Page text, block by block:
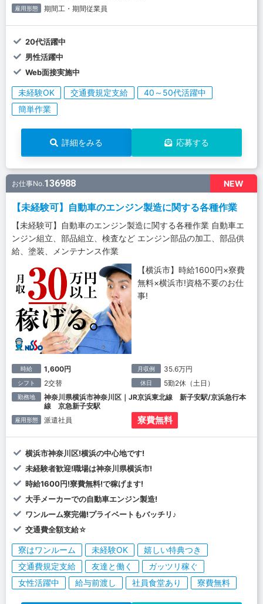
雇用形態 期間工・期間従業員
20代活躍中
男性活躍中
Web面接実施中
未経験OK 交通費規定支給
40～50代活躍中
簡単作業
詳細をみる 応募する
NEW
お仕事No.136988
【未経験可】自動車のエンジン製造に関する各種作業
【未経験可】自動車のエンジン製造に関する各種作業 自動車エ
ンジン組立、部品組立、検査など エンジン部品の加工、部品供
給、塗装、メンテナンス作業
【横浜市】時給1600円×寮費
無料×横浜市!資格不要のお仕
事!
時給 1,600円 月収例 35.6万円
シフト 2交替 休日 5勤2休（土日）
勤務地
神奈川県横浜市神奈川区｜JR京浜東北線 新子安駅/京浜急行本
線 京急新子安駅
雇用形態 派遣社員 寮費無料
横浜市神奈川区!横浜の中心地です!
未経験者歓迎!職場は神奈川県横浜市!
時給1600円!寮費無料!で稼げます!
大手メーカーでの自動車エンジン製造!
ワンルーム寮完備!プライベートもバッチリ♪
交通費全額支給☆
寮はワンルーム 未経験OK
嬉しい特典つき
交通費規定支給
友達と働く
ガッツリ稼ぐ
女性活躍中
給与前渡し 社員食堂あり 寮費無料